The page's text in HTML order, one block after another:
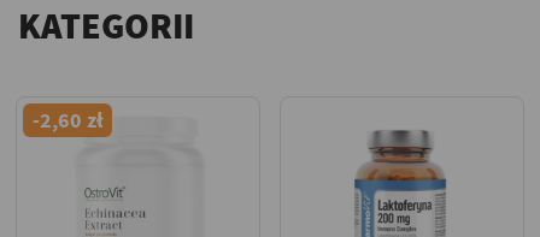
KATEGORII
-2,60 zł